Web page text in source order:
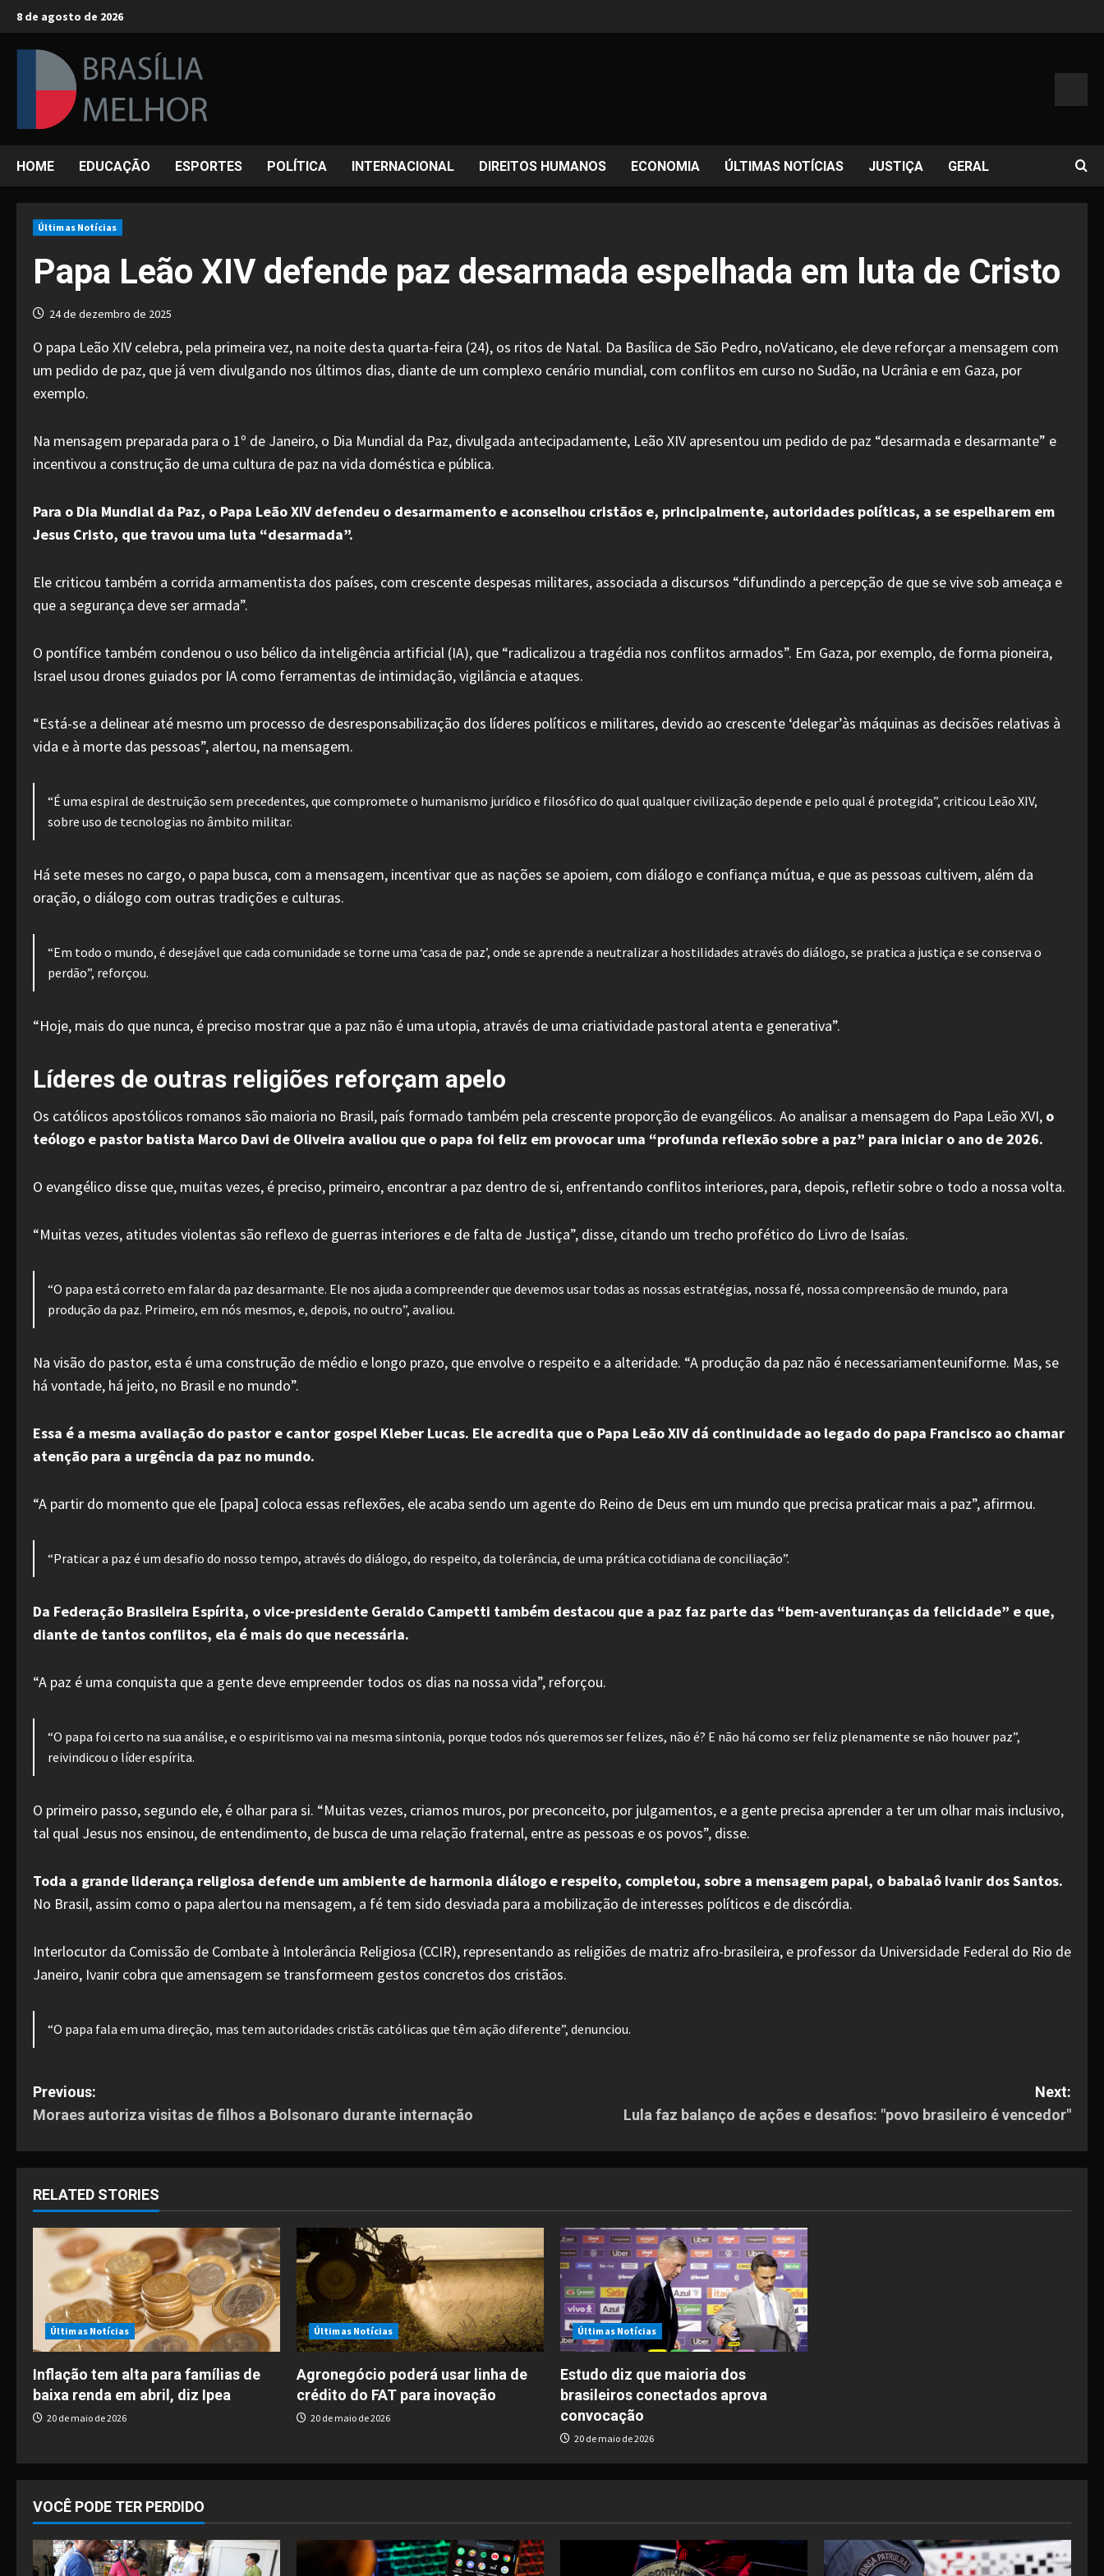
Skip
content
8 de agosto de 2026
HOME EDUCAÇÃO ESPORTES POLÍTICA INTERNACIONAL DIREITOS HUMANOS ECONOMIA ÚLTIMAS NOTÍCIAS JUSTIÇA GERAL
Últimas Notícias
Papa Leão XIV defende paz desarmada espelhada em luta de Cristo
24 de dezembro de 2025
O papa Leão XIV celebra, pela primeira vez, na noite desta quarta-feira (24), os ritos de Natal. Da Basílica de São Pedro, noVaticano, ele deve reforçar a mensagem com
um pedido de paz, que já vem divulgando nos últimos dias, diante de um complexo cenário mundial, com conflitos em curso no Sudão, na Ucrânia e em Gaza, por
exemplo.
Na mensagem preparada para o 1º de Janeiro, o Dia Mundial da Paz, divulgada antecipadamente, Leão XIV apresentou um pedido de paz “desarmada e desarmante” e
incentivou a construção de uma cultura de paz na vida doméstica e pública.
Para o Dia Mundial da Paz, o Papa Leão XIV defendeu o desarmamento e aconselhou cristãos e, principalmente, autoridades políticas, a se espelharem em
Jesus Cristo, que travou uma luta “desarmada”.
Ele criticou também a corrida armamentista dos países, com crescente despesas militares, associada a discursos “difundindo a percepção de que se vive sob ameaça e
que a segurança deve ser armada”.
O pontífice também condenou o uso bélico da inteligência artificial (IA), que “radicalizou a tragédia nos conflitos armados”. Em Gaza, por exemplo, de forma pioneira,
Israel usou drones guiados por IA como ferramentas de intimidação, vigilância e ataques.
“Está-se a delinear até mesmo um processo de desresponsabilização dos líderes políticos e militares, devido ao crescente ‘delegar’às máquinas as decisões relativas à
vida e à morte das pessoas”, alertou, na mensagem.
“É uma espiral de destruição sem precedentes, que compromete o humanismo jurídico e filosófico do qual qualquer civilização depende e pelo qual é protegida”, criticou Leão XIV,
sobre uso de tecnologias no âmbito militar.
Há sete meses no cargo, o papa busca, com a mensagem, incentivar que as nações se apoiem, com diálogo e confiança mútua, e que as pessoas cultivem, além da
oração, o diálogo com outras tradições e culturas.
“Em todo o mundo, é desejável que cada comunidade se torne uma ‘casa de paz’, onde se aprende a neutralizar a hostilidades através do diálogo, se pratica a justiça e se conserva o
perdão”, reforçou.
“Hoje, mais do que nunca, é preciso mostrar que a paz não é uma utopia, através de uma criatividade pastoral atenta e generativa”.
Líderes de outras religiões reforçam apelo
Os católicos apostólicos romanos são maioria no Brasil, país formado também pela crescente proporção de evangélicos. Ao analisar a mensagem do Papa Leão XVI, o
teólogo e pastor batista Marco Davi de Oliveira avaliou que o papa foi feliz em provocar uma “profunda reflexão sobre a paz” para iniciar o ano de 2026.
O evangélico disse que, muitas vezes, é preciso, primeiro, encontrar a paz dentro de si, enfrentando conflitos interiores, para, depois, refletir sobre o todo a nossa volta.
“Muitas vezes, atitudes violentas são reflexo de guerras interiores e de falta de Justiça”, disse, citando um trecho profético do Livro de Isaías.
“O papa está correto em falar da paz desarmante. Ele nos ajuda a compreender que devemos usar todas as nossas estratégias, nossa fé, nossa compreensão de mundo, para
produção da paz. Primeiro, em nós mesmos, e, depois, no outro”, avaliou.
Na visão do pastor, esta é uma construção de médio e longo prazo, que envolve o respeito e a alteridade. “A produção da paz não é necessariamenteuniforme. Mas, se
há vontade, há jeito, no Brasil e no mundo”.
Essa é a mesma avaliação do pastor e cantor gospel Kleber Lucas. Ele acredita que o Papa Leão XIV dá continuidade ao legado do papa Francisco ao chamar
atenção para a urgência da paz no mundo.
“A partir do momento que ele [papa] coloca essas reflexões, ele acaba sendo um agente do Reino de Deus em um mundo que precisa praticar mais a paz”, afirmou.
“Praticar a paz é um desafio do nosso tempo, através do diálogo, do respeito, da tolerância, de uma prática cotidiana de conciliação”.
Da Federação Brasileira Espírita, o vice-presidente Geraldo Campetti também destacou que a paz faz parte das “bem-aventuranças da felicidade” e que,
diante de tantos conflitos, ela é mais do que necessária.
“A paz é uma conquista que a gente deve empreender todos os dias na nossa vida”, reforçou.
“O papa foi certo na sua análise, e o espiritismo vai na mesma sintonia, porque todos nós queremos ser felizes, não é? E não há como ser feliz plenamente se não houver paz”,
reivindicou o líder espírita.
O primeiro passo, segundo ele, é olhar para si. “Muitas vezes, criamos muros, por preconceito, por julgamentos, e a gente precisa aprender a ter um olhar mais inclusivo,
tal qual Jesus nos ensinou, de entendimento, de busca de uma relação fraternal, entre as pessoas e os povos”, disse.
Toda a grande liderança religiosa defende um ambiente de harmonia diálogo e respeito, completou, sobre a mensagem papal, o babalaô Ivanir dos Santos.
No Brasil, assim como o papa alertou na mensagem, a fé tem sido desviada para a mobilização de interesses políticos e de discórdia.
Interlocutor da Comissão de Combate à Intolerância Religiosa (CCIR), representando as religiões de matriz afro-brasileira, e professor da Universidade Federal do Rio de
Janeiro, Ivanir cobra que amensagem se transformeem gestos concretos dos cristãos.
“O papa fala em uma direção, mas tem autoridades cristãs católicas que têm ação diferente”, denunciou.
P
s
t
n
g
a
i
o
n
Previous:
Moraes autoriza visitas de filhos a Bolsonaro durante internação
Next:
Lula faz balanço de ações e desafios: "povo brasileiro é vencedor"
RELATED STORIES
Últimas Notícias
Inflação tem alta para famílias de
baixa renda em abril, diz Ipea
20 de maio de 2026
Últimas Notícias
Agronegócio poderá usar linha de
crédito do FAT para inovação
20 de maio de 2026
Últimas Notícias
Estudo diz que maioria dos
brasileiros conectados aprova
convocação
20 de maio de 2026
VOCÊ PODE TER PERDIDO